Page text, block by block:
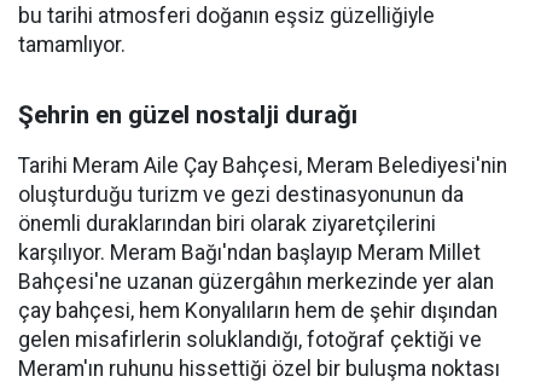
bu tarihi atmosferi doğanın eşsiz güzelliğiyle
tamamlıyor.
Şehrin en güzel nostalji durağı
Tarihi Meram Aile Çay Bahçesi, Meram Belediyesi'nin
oluşturduğu turizm ve gezi destinasyonunun da
önemli duraklarından biri olarak ziyaretçilerini
karşılıyor. Meram Bağı'ndan başlayıp Meram Millet
Bahçesi'ne uzanan güzergâhın merkezinde yer alan
çay bahçesi, hem Konyalıların hem de şehir dışından
gelen misafirlerin soluklandığı, fotoğraf çektiği ve
Meram'ın ruhunu hissettiği özel bir buluşma noktası